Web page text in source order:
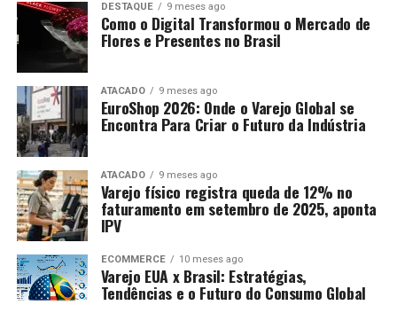
DESTAQUE 9 meses ago
Como o Digital Transformou o Mercado de
Flores e Presentes no Brasil
ATACADO 9 meses ago
EuroShop 2026: Onde o Varejo Global se
Encontra Para Criar o Futuro da Indústria
ATACADO 9 meses ago
Varejo físico registra queda de 12% no
faturamento em setembro de 2025, aponta
IPV
ECOMMERCE 10 meses ago
Varejo EUA x Brasil: Estratégias,
Tendências e o Futuro do Consumo Global